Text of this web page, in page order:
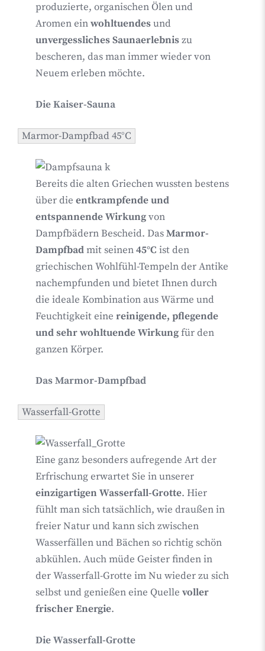
produzierte, organischen Ölen und
Aromen einwohltuendesund
unvergessliches Saunaerlebniszu
bescheren, das man immer wieder von
Neuem erleben möchte.
Die Kaiser-Sauna
Marmor-Dampfbad 45°C
Bereits die alten Griechen wussten bestens
über die entkrampfende und
entspannende Wirkungvon
Dampfbädern Bescheid. DasMarmor-
Dampfbadmit seinen45°C ist den
griechischen Wohlfühl-Tempeln der Antike
nachempfunden und bietet Ihnen durch
die ideale Kombination aus Wärme und
Feuchtigkeit eine reinigende, pflegende
und sehr wohltuende Wirkungfür den
ganzen Körper.
Das Marmor-Dampfbad
Wasserfall-Grotte
Eine ganz besonders aufregende Art der
Erfrischung erwartet Sie in unserer
einzigartigen Wasserfall-Grotte. Hier
fühlt man sich tatsächlich, wie draußen in
freier Natur und kann sich zwischen
Wasserfällen und Bächen so richtig schön
abkühlen. Auch müde Geister finden in
der Wasserfall-Grotte im Nu wieder zu sich
selbst und genießen eine Quelle voller
frischer Energie.
Die Wasserfall-Grotte